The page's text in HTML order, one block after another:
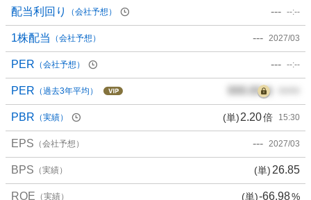
%
、
買
い
た
い
7
.
2
7
%
、
配当利回り （会社予想） --- --:--
1株配当 （会社予想） --- 2027/03
PER （会社予想） --- --:--
PER （過去3年平均） 000.00倍
PBR （実績） (単)2.20倍 15:30
EPS （会社予想） --- 2027/03
BPS （実績） (単) 26.85
ROE （実績） (単)-66.98%